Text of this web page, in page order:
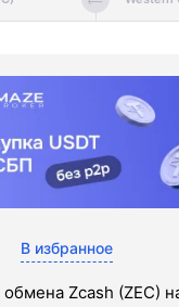
В избранное
Zcash (ZEC)